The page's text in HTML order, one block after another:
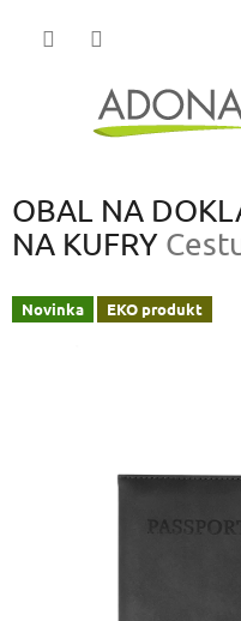
OBAL NA
NA KUFRY
Novinka EKO produkt